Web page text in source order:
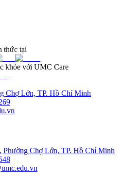
thức tại
khỏe với UMC Care
Chợ Lớn, TP. Hồ Chí Minh
Phường Chợ Lớn, TP. Hồ Chí Minh